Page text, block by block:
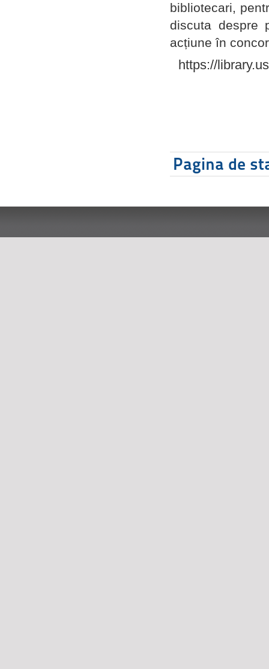
bibliotecari,
discuta despre
acțiune în
https://
Pagina de